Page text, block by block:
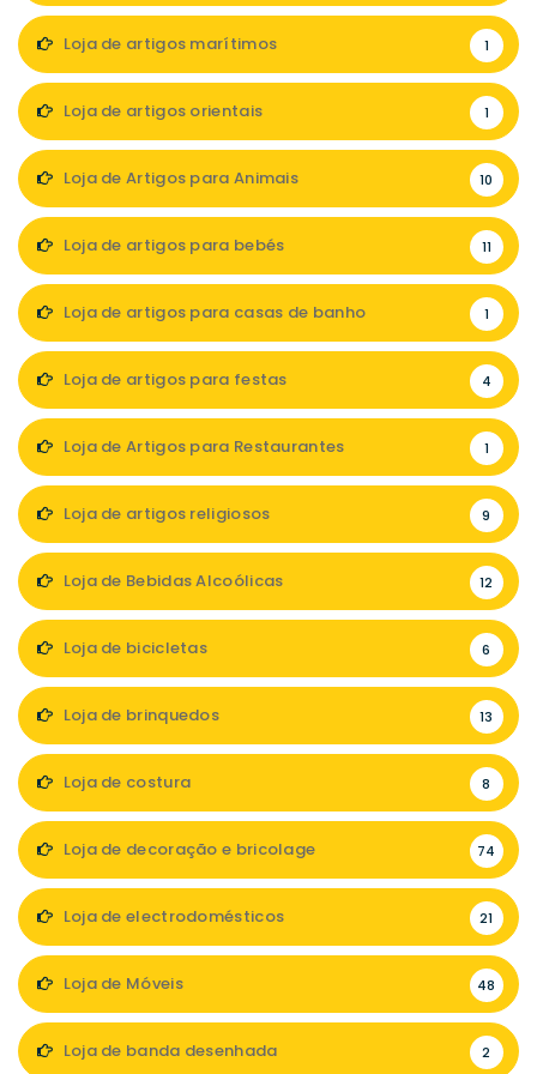
Loja de artigos marítimos 1
Loja de artigos orientais 1
Loja de Artigos para Animais 10
Loja de artigos para bebés 11
Loja de artigos para casas de banho 1
Loja de artigos para festas 4
Loja de Artigos para Restaurantes 1
Loja de artigos religiosos 9
Loja de Bebidas Alcoólicas 12
Loja de bicicletas 6
Loja de brinquedos 13
Loja de costura 8
Loja de decoração e bricolage 74
Loja de electrodomésticos 21
Loja de Móveis 48
Loja de banda desenhada 2